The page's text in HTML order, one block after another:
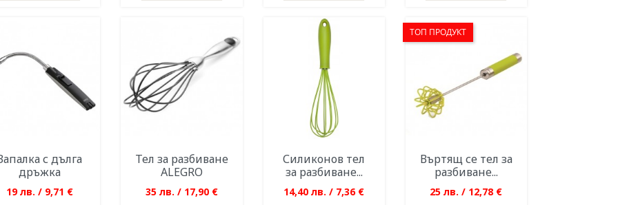
с дълга
дръжка
19 лв. / 9,71 €
Тел за разбиване
ALEGRO
35 лв. / 17,90 €
Силиконов тел
за разбиване...
14,40 лв. / 7,36 €
Въртящ се тел за
разбиване...
25 лв. / 12,78 €
ТОП ПРОДУКТ